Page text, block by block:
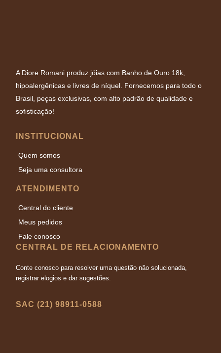
A Diore Romani produz jóias com Banho de Ouro 18k,
hipoalergênicas e livres de níquel. Fornecemos para todo o
Brasil, peças exclusivas, com alto padrão de qualidade e
sofisticação!
INSTITUCIONAL
Quem somos
Seja uma consultora
ATENDIMENTO
Central do cliente
Meus pedidos
Fale conosco
CENTRAL DE RELACIONAMENTO
Conte conosco para resolver uma questão não solucionada,
registrar elogios e dar sugestões.
SAC (21) 98911-0588